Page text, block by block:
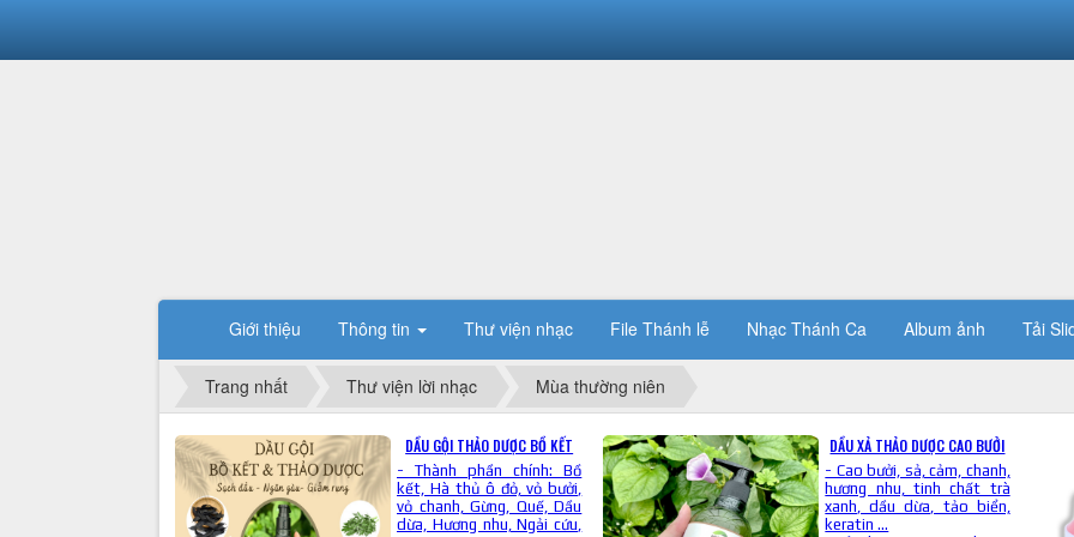
Giới thiệu Thông tin Thư viện nhạc File Thánh lễ Nhạc Thánh Ca Album ảnh Tải
Trang nhất Thư viện lời nhạc Mùa thường niên